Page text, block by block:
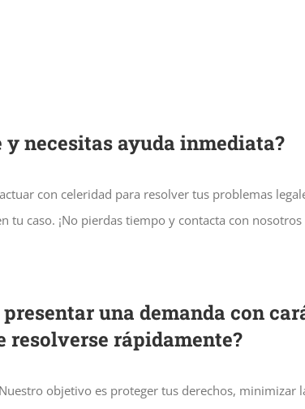
necesitas ayuda inmediata?
con celeridad para resolver tus problemas
caso. ¡No pierdas tiempo y contacta con
una demanda con
resolverse rápidamente?
objetivo es proteger tus derechos, minimizar